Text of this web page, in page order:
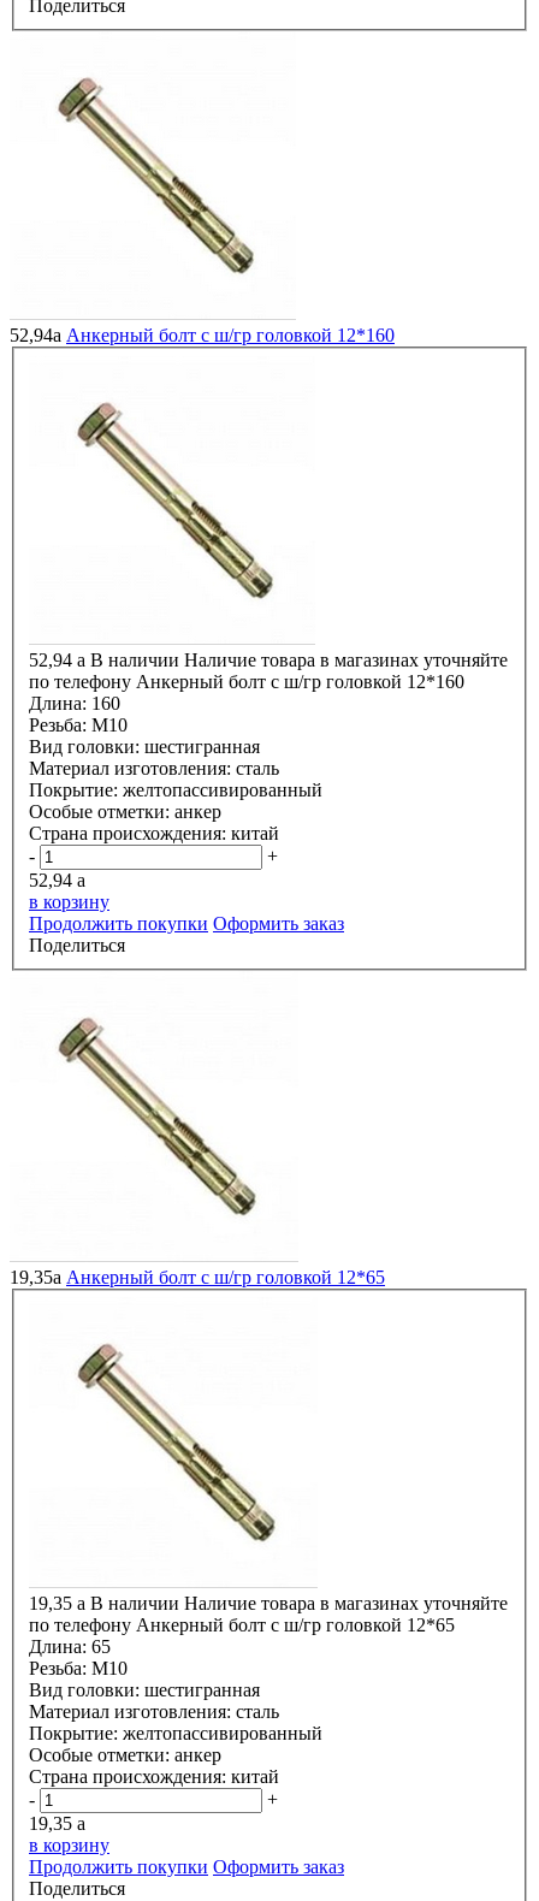
Поделиться
52,94a Анкерный болт с ш/гр головкой 12*160
52,94 a В наличии Наличие товара в магазинах уточняйте
по телефону Анкерный болт с ш/гр головкой 12*160
Длина: 160
Резьба: М10
Вид головки: шестигранная
Материал изготовления: сталь
Покрытие: желтопассивированный
Особые отметки: анкер
Страна происхождения: китай
-
+
52,94 a
в корзину
Продолжить покупки Оформить заказ
Поделиться
19,35a Анкерный болт с ш/гр головкой 12*65
19,35 a В наличии Наличие товара в магазинах уточняйте
по телефону Анкерный болт с ш/гр головкой 12*65
Длина: 65
Резьба: М10
Вид головки: шестигранная
Материал изготовления: сталь
Покрытие: желтопассивированный
Особые отметки: анкер
Страна происхождения: китай
-
+
19,35 a
в корзину
Продолжить покупки Оформить заказ
Поделиться